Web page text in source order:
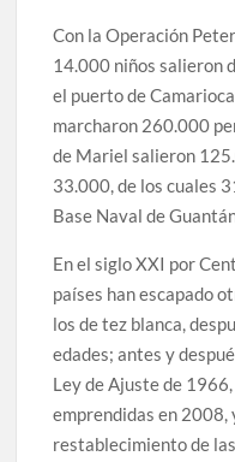
Con la Operación
14.000 niños salieron
el puerto de
marcharon 260.000
de Mariel salieron
33.000, de los cuales
Base Naval de
En el siglo XXI por
países han escapado
los de tez blanca,
edades; antes y
Ley de Ajuste de
emprendidas en 2008,
restablecimiento de